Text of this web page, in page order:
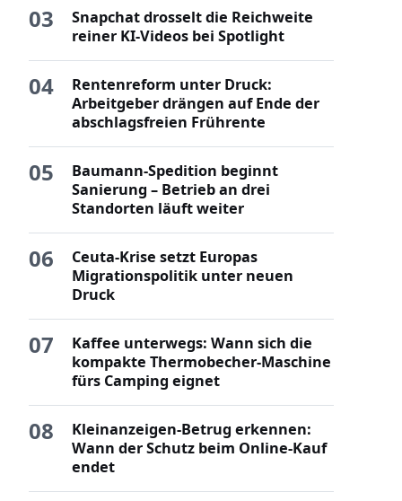
03
Snapchat drosselt die Reichweite
reiner KI-Videos bei Spotlight
04
Rentenreform unter Druck:
Arbeitgeber drängen auf Ende der
abschlagsfreien Frührente
05
Baumann-Spedition beginnt
Sanierung – Betrieb an drei
Standorten läuft weiter
06
Ceuta-Krise setzt Europas
Migrationspolitik unter neuen
Druck
07
Kaffee unterwegs: Wann sich die
kompakte Thermobecher-Maschine
fürs Camping eignet
08
Kleinanzeigen-Betrug erkennen:
Wann der Schutz beim Online-Kauf
endet